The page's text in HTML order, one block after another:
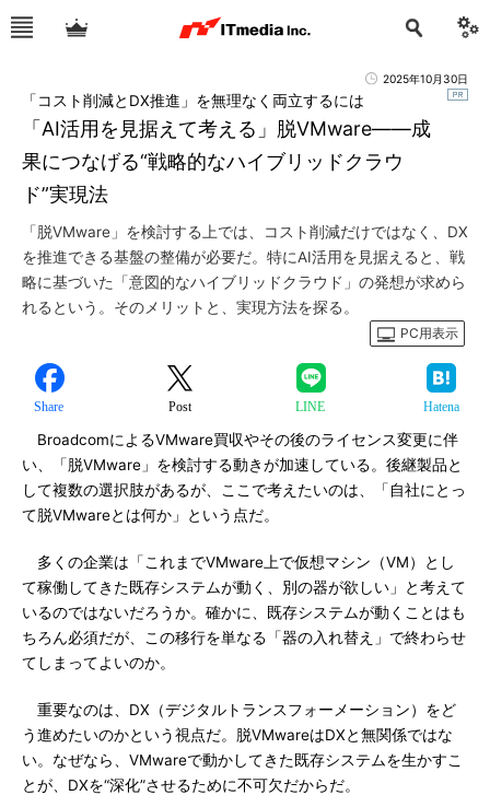
2025年10月30日
「AI活用を見据えて考える」脱VMware――成
果につなげる“戦略的なハイブリッドクラウ
ド”実現法
「コスト削減とDX推進」を無理なく両立するには
「脱VMware」を検討する上では、コスト削減だけではなく、DX
を推進できる基盤の整備が必要だ。特にAI活用を見据えると、戦
略に基づいた「意図的なハイブリッドクラウド」の発想が求めら
れるという。そのメリットと、実現方法を探る。
PC用表示
Share Post LINE Hatena
BroadcomによるVMware買収やその後のライセンス変更に伴
い、「脱VMware」を検討する動きが加速している。後継製品と
して複数の選択肢があるが、ここで考えたいのは、「自社にとっ
て脱VMwareとは何か」という点だ。
多くの企業は「これまでVMware上で仮想マシン（VM）とし
て稼働してきた既存システムが動く、別の器が欲しい」と考えて
いるのではないだろうか。確かに、既存システムが動くことはも
ちろん必須だが、この移行を単なる「器の入れ替え」で終わらせ
てしまってよいのか。
重要なのは、DX（デジタルトランスフォーメーション）をど
う進めたいのかという視点だ。脱VMwareはDXと無関係ではな
い。なぜなら、VMwareで動かしてきた既存システムを生かすこ
とが、DXを“深化”させるために不可欠だからだ。